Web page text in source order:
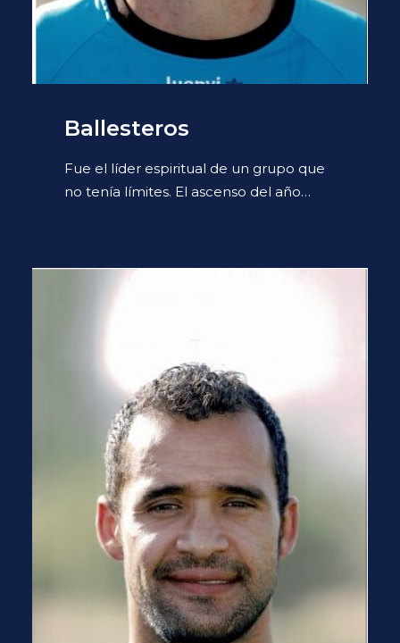
Ballesteros
Fue el líder espiritual de un grupo que
no tenía límites. El ascenso del año…